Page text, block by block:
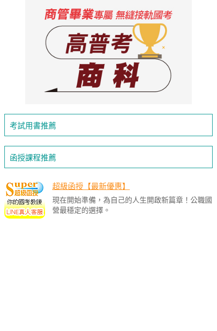
考試用書推薦
函授課程推薦
超級函授【最新優惠】
現在開始準備，為自己的人生開啟新篇章！公職國
營最穩定的選擇。